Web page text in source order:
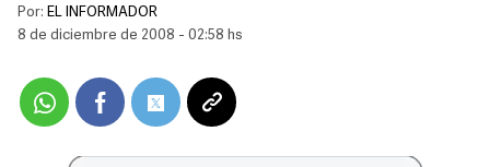
Por: EL INFORMADOR
8 de diciembre de 2008 - 02:58 hs